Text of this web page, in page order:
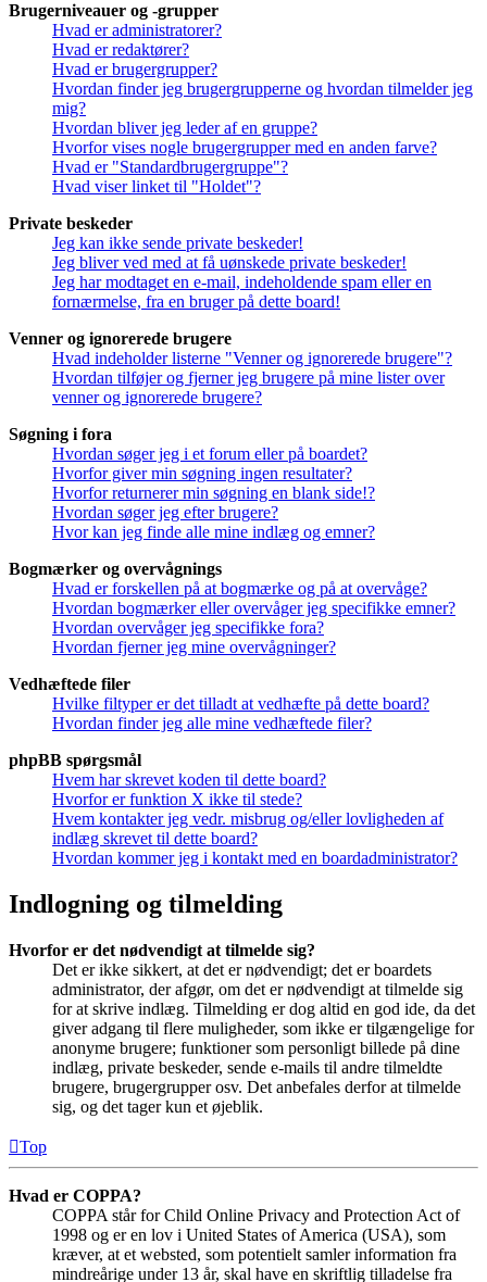
Brugerniveauer og -grupper
Hvad er administratorer?
Hvad er redaktører?
Hvad er brugergrupper?
Hvordan finder jeg brugergrupperne og hvordan tilmelder jeg
mig?
Hvordan bliver jeg leder af en gruppe?
Hvorfor vises nogle brugergrupper med en anden farve?
Hvad er "Standardbrugergruppe"?
Hvad viser linket til "Holdet"?
Private beskeder
Jeg kan ikke sende private beskeder!
Jeg bliver ved med at få uønskede private beskeder!
Jeg har modtaget en e-mail, indeholdende spam eller en
fornærmelse, fra en bruger på dette board!
Venner og ignorerede brugere
Hvad indeholder listerne "Venner og ignorerede brugere"?
Hvordan tilføjer og fjerner jeg brugere på mine lister over
venner og ignorerede brugere?
Søgning i fora
Hvordan søger jeg i et forum eller på boardet?
Hvorfor giver min søgning ingen resultater?
Hvorfor returnerer min søgning en blank side!?
Hvordan søger jeg efter brugere?
Hvor kan jeg finde alle mine indlæg og emner?
Bogmærker og overvågnings
Hvad er forskellen på at bogmærke og på at overvåge?
Hvordan bogmærker eller overvåger jeg specifikke emner?
Hvordan overvåger jeg specifikke fora?
Hvordan fjerner jeg mine overvågninger?
Vedhæftede filer
Hvilke filtyper er det tilladt at vedhæfte på dette board?
Hvordan finder jeg alle mine vedhæftede filer?
phpBB spørgsmål
Hvem har skrevet koden til dette board?
Hvorfor er funktion X ikke til stede?
Hvem kontakter jeg vedr. misbrug og/eller lovligheden af
indlæg skrevet til dette board?
Hvordan kommer jeg i kontakt med en boardadministrator?
Indlogning og tilmelding
Hvorfor er det nødvendigt at tilmelde sig?
Det er ikke sikkert, at det er nødvendigt; det er boardets
administrator, der afgør, om det er nødvendigt at tilmelde sig
for at skrive indlæg. Tilmelding er dog altid en god ide, da det
giver adgang til flere muligheder, som ikke er tilgængelige for
anonyme brugere; funktioner som personligt billede på dine
indlæg, private beskeder, sende e-mails til andre tilmeldte
brugere, brugergrupper osv. Det anbefales derfor at tilmelde
sig, og det tager kun et øjeblik.
Top
Hvad er COPPA?
COPPA står for Child Online Privacy and Protection Act of
1998 og er en lov i United States of America (USA), som
kræver, at et websted, som potentielt samler information fra
mindreårige under 13 år, skal have en skriftlig tilladelse fra